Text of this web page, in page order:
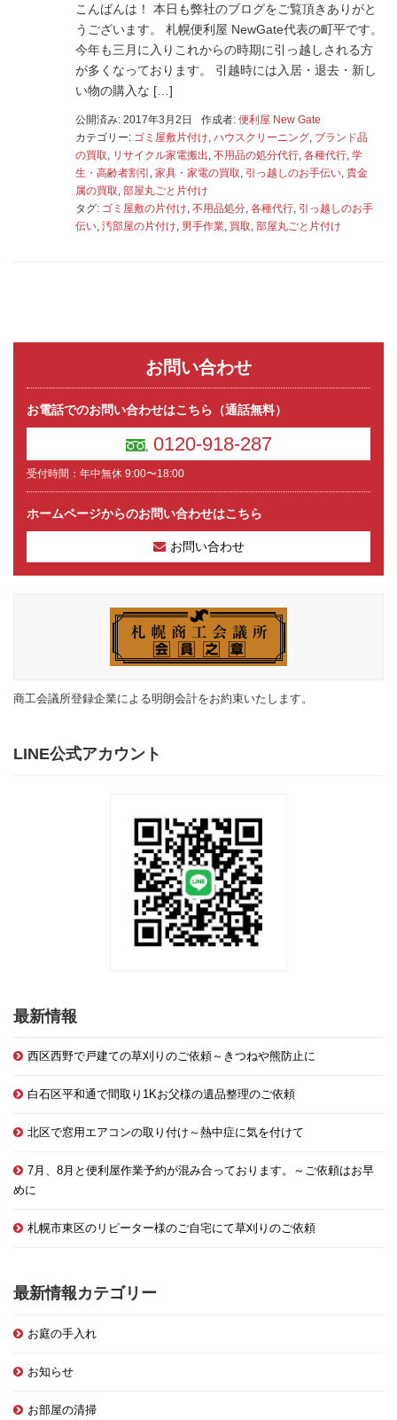
こんばんは！ 本日も弊社のブログをご覧頂きありがと
うございます。 札幌便利屋 NewGate代表の町平です。
今年も三月に入りこれからの時期に引っ越しされる方
が多くなっております。 引越時には入居・退去・新し
い物の購入な […]
公開済み: 2017年3月2日 作成者: 便利屋 New Gate
カテゴリー: ゴミ屋敷片付け, ハウスクリーニング, ブランド品
の買取, リサイクル家電搬出 , 不用品の処分代行, 各種代行, 学
生・高齢者割引 , 家具・家電の買取, 引っ越しのお手伝い, 貴金
属の買取, 部屋丸ごと片付け
タグ: ゴミ屋敷の片付け, 不用品処分, 各種代行, 引っ越しのお手
伝い, 汚部屋の片付け, 男手作業, 買取, 部屋丸ごと片付け
お問い合わせ
お電話でのお問い合わせはこちら（通話無料）
0120-918-287
受付時間：年中無休 9:00〜18:00
ホームページからのお問い合わせはこちら
お問い合わせ
商工会議所登録企業による明朗会計をお約束いたします。
LINE公式アカウント
最新情報
西区西野で戸建ての草刈りのご依頼～きつねや熊防止に
白石区平和通で間取り1Kお父様の遺品整理のご依頼
北区で窓用エアコンの取り付け～熱中症に気を付けて
7月、8月と便利屋作業予約が混み合っております。～ご依頼はお早
めに
札幌市東区のリピーター様のご自宅にて草刈りのご依頼
最新情報カテゴリー
お庭の手入れ
お知らせ
お部屋の清掃